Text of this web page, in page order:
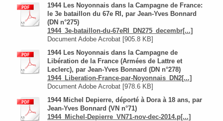
1944 Les Noyonnais dans la Campagne de France:
le 3e bataillon du 67e RI, par Jean-Yves Bonnard
(DN n°275)
1944_3e-bataillon-du-67eRI_DN275_decembr[...]
Document Adobe Acrobat [905.8 KB]
1944 Les Noyonnais dans la Campagne de
Libération de la France (Armées de Lattre et
Leclerc), par Jean-Yves Bonnard (DN n°278)
1944_Liberation-France-par-Noyonnais_DN2[...]
Document Adobe Acrobat [978.6 KB]
1944 Michel Depierre, déporté à Dora à 18 ans, par
Jean-Yves Bonnard (VN n°71)
1944_Michel-Depierre_VN71-nov-dec-2014.p[...]